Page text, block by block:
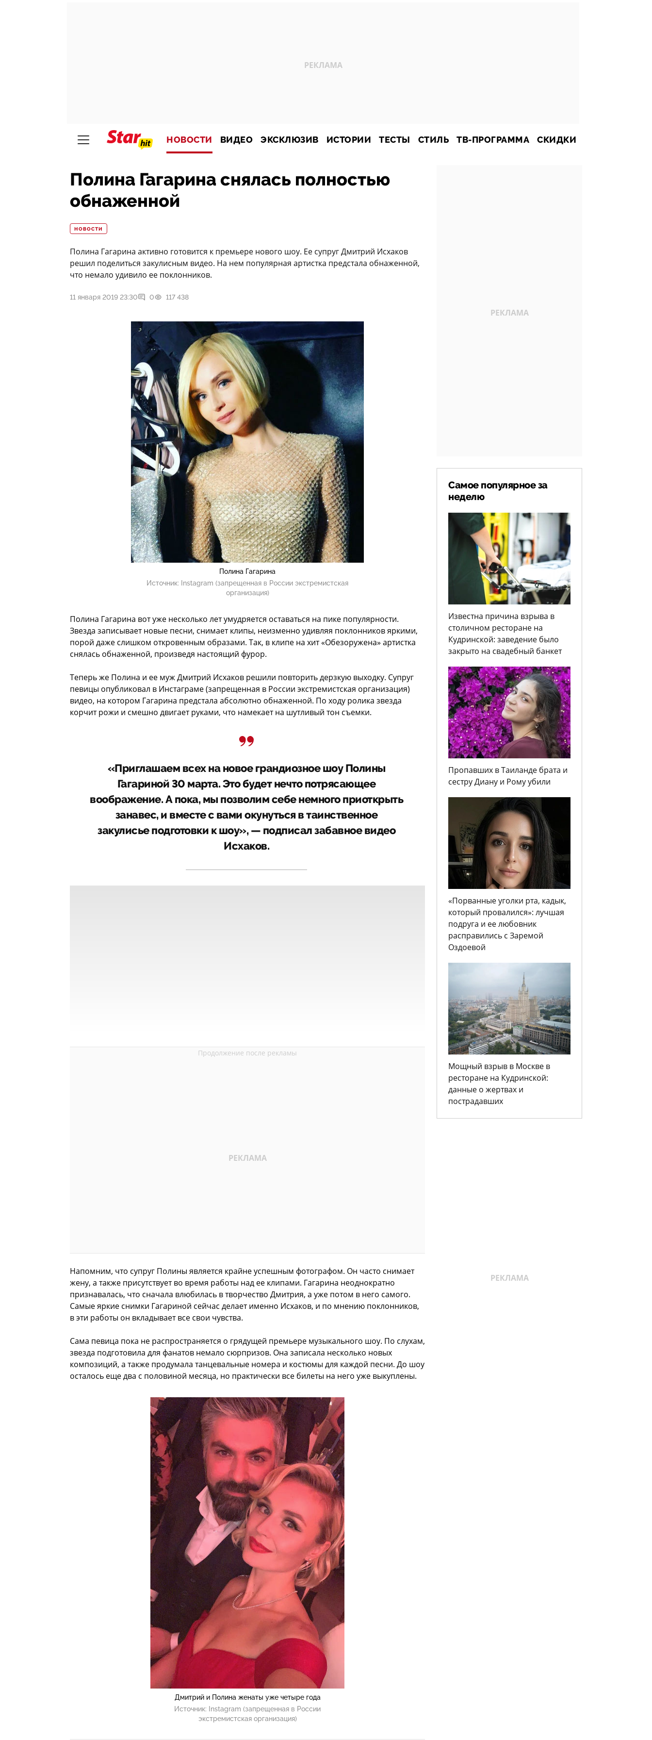
НОВОСТИ ВИДЕО ЭКСКЛЮЗИВ ИСТОРИИ ТЕСТЫ СТИЛЬ ТВ-ПРОГРАММА СКИДКИ
Полина Гагарина снялась полностью
обнаженной
НОВОСТИ
Полина Гагарина активно готовится к премьере нового шоу. Ее супруг Дмитрий Исхаков
решил поделиться закулисным видео. На нем популярная артистка предстала обнаженной,
что немало удивило ее поклонников.
11 января 2019 23:30 0 117 438
Полина Гагарина
Источник:
Instagram (запрещенная в России экстремистская
организация)
Полина Гагарина вот уже несколько лет умудряется оставаться на пике популярности.
Звезда записывает новые песни, снимает клипы, неизменно удивляя поклонников яркими,
порой даже слишком откровенным образами. Так, в клипе на хит «Обезоружена» артистка
снялась обнаженной, произведя настоящий фурор.
Теперь же Полина и ее муж Дмитрий Исхаков решили повторить дерзкую выходку. Супруг
певицы опубликовал в Инстаграме (запрещенная в России экстремистская организация)
видео, на котором Гагарина предстала абсолютно обнаженной. По ходу ролика звезда
корчит рожи и смешно двигает руками, что намекает на шутливый тон съемки.
«Приглашаем всех на новое грандиозное шоу Полины
Гагариной 30 марта. Это будет нечто потрясающее
воображение. А пока, мы позволим себе немного приоткрыть
занавес, и вместе с вами окунуться в таинственное
закулисье подготовки к шоу», — подписал забавное видео
Исхаков.
Напомним, что супруг Полины является крайне успешным фотографом. Он часто снимает
жену, а также присутствует во время работы над ее клипами. Гагарина неоднократно
признавалась, что сначала влюбилась в творчество Дмитрия, а уже потом в него самого.
Самые яркие снимки Гагариной сейчас делает именно Исхаков, и по мнению поклонников,
в эти работы он вкладывает все свои чувства.
Сама певица пока не распространяется о грядущей премьере музыкального шоу. По слухам,
звезда подготовила для фанатов немало сюрпризов. Она записала несколько новых
композиций, а также продумала танцевальные номера и костюмы для каждой песни. До шоу
осталось еще два с половиной месяца, но практически все билеты на него уже выкуплены.
Дмитрий и Полина женаты уже четыре года
Источник:
Instagram (запрещенная в России
экстремистская организация)
Самое популярное за
неделю
Известна причина взрыва в
столичном ресторане на
Кудринской: заведение было
закрыто на свадебный банкет
Пропавших в Таиланде брата и
сестру Диану и Рому убили
«Порванные уголки рта, кадык,
который провалился»: лучшая
подруга и ее любовник
расправились с Заремой
Оздоевой
Мощный взрыв в Москве в
ресторане на Кудринской:
данные о жертвах и
пострадавших